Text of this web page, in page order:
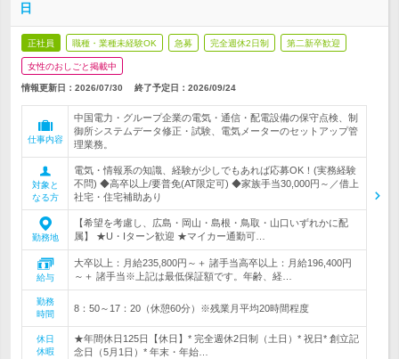
日
正社員 職種・業種未経験OK 急募 完全週休2日制 第二新卒歓迎
女性のおしごと掲載中
情報更新日：2026/07/30 終了予定日： 2026/09/24
仕事内容
中国電力・グループ企業の電気・通信・配電設備の保守点検、制
御所システムデータ修正・試験、電気メーターのセットアップ管
理業務。
対象と
なる方
電気・情報系の知識、経験が少しでもあれば応募OK！(実務経験
不問) ◆高卒以上/要普免(AT限定可) ◆家族手当30,000円～／借上
社宅・住宅補助あり
勤務地
【希望を考慮し、広島・岡山・島根・鳥取・山口いずれかに配
属】 ★U・Iターン歓迎 ★マイカー通勤可…
給与
大卒以上：月給235,800円～＋ 諸手当高卒以上：月給196,400円
～＋ 諸手当※上記は最低保証額です。年齢、経…
勤務
時間
8：50～17：20（休憩60分）※残業月平均20時間程度
休日
休暇
★年間休日125日【休日】* 完全週休2日制（土日）* 祝日* 創立記
念日（5月1日）* 年末・年始…